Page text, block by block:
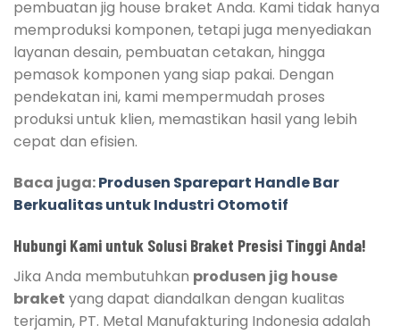
pembuatan jig house braket Anda. Kami tidak hanya
memproduksi komponen, tetapi juga menyediakan
layanan desain, pembuatan cetakan, hingga
pemasok komponen yang siap pakai. Dengan
pendekatan ini, kami mempermudah proses
produksi untuk klien, memastikan hasil yang lebih
cepat dan efisien.
Baca juga:Produsen Sparepart Handle Bar
Berkualitas untuk Industri Otomotif
Hubungi Kami untuk Solusi Braket Presisi Tinggi Anda!
Jika Anda membutuhkan produsen jig house
braket yang dapat diandalkan dengan kualitas
terjamin, PT. Metal Manufakturing Indonesia adalah